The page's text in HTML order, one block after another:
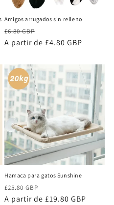
Amigos arrugados sin relleno
Precio
habitual
£6.80 GBP
de
A partir de £4.80 GBP
Hamaca para gatos Sunshine
Precio
habitual
£25.80 GBP
de
A partir de £19.80 GBP